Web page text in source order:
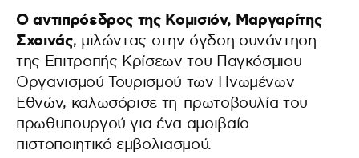
Ο αντιπρόεδρος της Κομισιόν, Μαργαρίτης
Σχοινάς, μιλώντας στην όγδοη συνάντηση
της Επιτροπής Κρίσεων του Παγκόσμιου
Οργανισμού Τουρισμού των Ηνωμένων
Εθνών, καλωσόρισε τη πρωτοβουλία του
πρωθυπουργού για ένα αμοιβαίο
πιστοποιητικό εμβολιασμού.